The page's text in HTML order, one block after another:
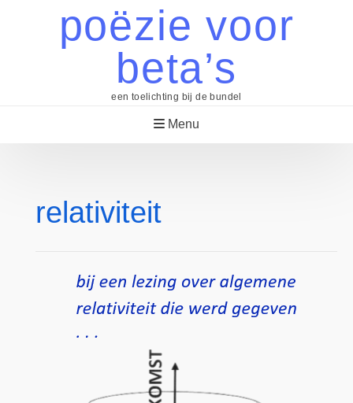
poëzie voor
beta’s
een toelichting bij de bundel
Menu
relativiteit